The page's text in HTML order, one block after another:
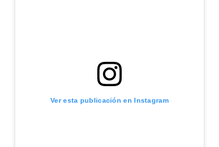
Ver esta publicación en Instagram